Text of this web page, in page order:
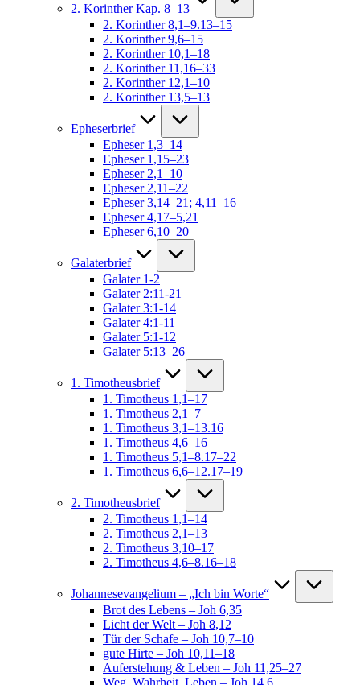
2. Korinther Kap. 8–13
2. Korinther 8,1–9.13–15
2. Korinther 9,6–15
2. Korinther 10,1–18
2. Korinther 11,16–33
2. Korinther 12,1–10
2. Korinther 13,5–13
Epheserbrief
Epheser 1,3–14
Epheser 1,15–23
Epheser 2,1–10
Epheser 2,11–22
Epheser 3,14–21; 4,11–16
Epheser 4,17–5,21
Epheser 6,10–20
Galaterbrief
Galater 1-2
Galater 2:11-21
Galater 3:1-14
Galater 4:1-11
Galater 5:1-12
Galater 5:13–26
1. Timotheusbrief
1. Timotheus 1,1–17
1. Timotheus 2,1–7
1. Timotheus 3,1–13.16
1. Timotheus 4,6–16
1. Timotheus 5,1–8.17–22
1. Timotheus 6,6–12.17–19
2. Timotheusbrief
2. Timotheus 1,1–14
2. Timotheus 2,1–13
2. Timotheus 3,10–17
2. Timotheus 4,6–8.16–18
Johannesevangelium – „Ich bin Worte“
Brot des Lebens – Joh 6,35
Licht der Welt – Joh 8,12
Tür der Schafe – Joh 10,7–10
gute Hirte – Joh 10,11–18
Auferstehung & Leben – Joh 11,25–27
Weg, Wahrheit, Leben – Joh 14,6